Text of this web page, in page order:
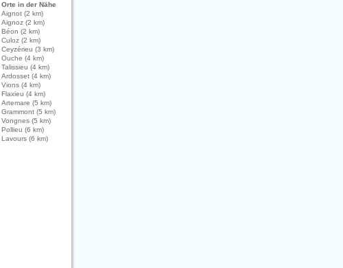
Orte in der Nähe
Aignot (2 km)
Aignoz (2 km)
Béon (2 km)
Culoz (2 km)
Ceyzérieu (3 km)
Ouche (4 km)
Talissieu (4 km)
Ardosset (4 km)
Vions (4 km)
Flaxieu (4 km)
Artemare (5 km)
Grammont (5 km)
Vongnes (5 km)
Pollieu (6 km)
Lavours (6 km)